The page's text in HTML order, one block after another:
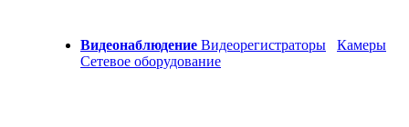
Видеонаблюдение Видеорегистраторы
Камеры
Сетевое оборудование